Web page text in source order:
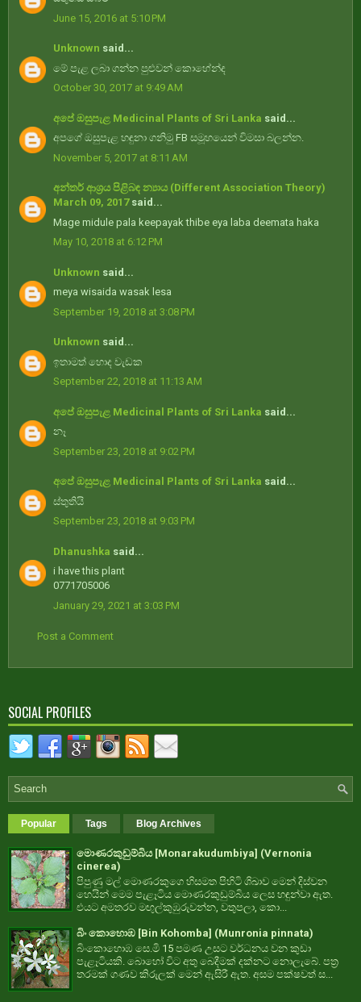
June 15, 2016 at 5:10 PM
Unknown said...
මේ පැළ ලබා ගන්න පුළුවන් කොහේන්ද
October 30, 2017 at 9:49 AM
අපේ ඔසුපැළ Medicinal Plants of Sri Lanka said...
අපගේ ඔසුපැළ හඳුනා ගනිමු FB සමූහයෙන් විමසා බලන්න.
November 5, 2017 at 8:11 AM
අන්තර් ආශ‍්‍රය පිළිබඳ න්‍යාය (Different Association Theory)
March 09, 2017said...
Mage midule pala keepayak thibe eya laba deemata haka
May 10, 2018 at 6:12 PM
Unknown said...
meya wisaida wasak lesa
September 19, 2018 at 3:08 PM
Unknown said...
ඉතාමත් හොද වැඩක
September 22, 2018 at 11:13 AM
අපේ ඔසුපැළ Medicinal Plants of Sri Lanka said...
නෑ
September 23, 2018 at 9:02 PM
අපේ ඔසුපැළ Medicinal Plants of Sri Lanka said...
ස්තුතියි
September 23, 2018 at 9:03 PM
Dhanushka said...
i have this plant
0771705006
January 29, 2021 at 3:03 PM
Post a Comment
SOCIAL PROFILES
Popular Tags Blog Archives
මොණරකුඩුම්බිය [Monarakudumbiya] (Vernonia
cinerea)
පිපුණු මල් මොණරකුගෙ හිසමත පිහිටි ශිඛාව මෙන් දිස්වන
හෙයින් මෙම පැළෑටිය මොණරකුඩුම්බිය ලෙස හඳුන්වා ඇත.
එයට අමතරව මඟුල්කුඹුරුවන්න, වතුපලා, කො...
බිං කොහොඹ [Bin Kohomba] (Munronia pinnata)
බිංකොහොඹ සෙ.මි 15 පමණ උසට වර්ධනය වන කුඩා
පැළෑටියකි. බොහෝ විට අතු බෙදීමක් දක්නට නොලැබේ. පත්‍ර
තරමක් ගණව කිරුලක් මෙන් ඇසිරී ඇත. අසම පක්ෂවත් ස...